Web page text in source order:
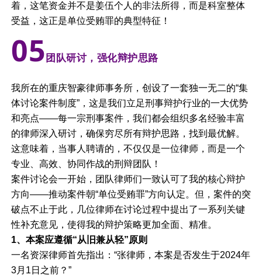
着，这笔资金并不是姜伍个人的非法所得，而是科室整体
受益，这正是单位受贿罪的典型特征！
05团队研讨，强化辩护思路
我所在的重庆智豪律师事务所，创设了一套独一无二的“集
体讨论案件制度”，这是我们立足刑事辩护行业的一大优势
和亮点——每一宗刑事案件，我们都会组织多名经验丰富
的律师深入研讨，确保穷尽所有辩护思路，找到最优解。
这意味着，当事人聘请的，不仅仅是一位律师，而是一个
专业、高效、协同作战的刑辩团队！
案件讨论会一开始，团队律师们一致认可了我的核心辩护
方向——推动案件朝“单位受贿罪”方向认定。但，案件的突
破点不止于此，几位律师在讨论过程中提出了一系列关键
性补充意见，使得我的辩护策略更加全面、精准。
1、本案应遵循“从旧兼从轻”原则
一名资深律师首先指出：“张律师，本案是否发生于2024年
3月1日之前？”